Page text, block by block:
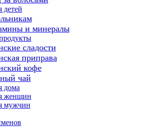
детей
и минералы
сладости
приправа
кофе
чай
дома
женщин
мужчин